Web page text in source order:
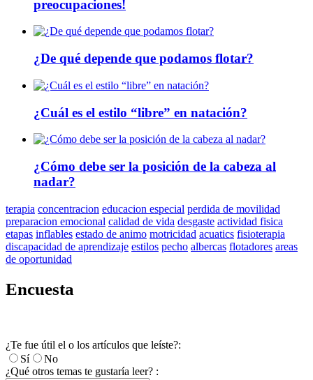
preocupaciones!
¿De qué depende que podamos flotar?
¿Cuál es el estilo “libre” en natación?
¿Cómo debe ser la posición de la cabeza al
nadar?
terapia concentracion educacion especial perdida de movilidad
preparacion emocional calidad de vida desgaste actividad fisica
etapas inflables estado de animo motricidad acuatics fisioterapia
discapacidad de aprendizaje estilos pecho albercas flotadores areas
de oportunidad
Encuesta
¿Te fue útil el o los artículos que leíste?:
Sí
No
¿Qué otros temas te gustaría leer? :